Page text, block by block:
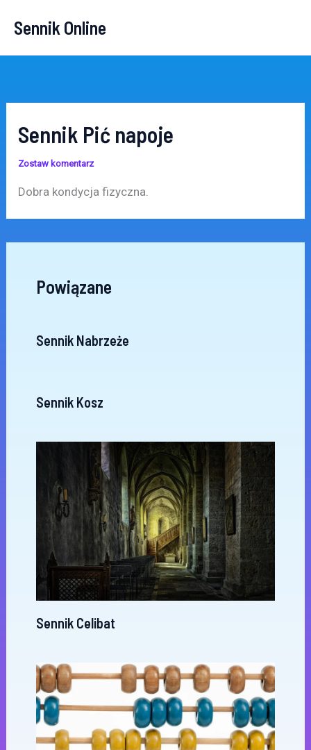
Sennik Online
Sennik Pić napoje
Zostaw komentarz
Dobra kondycja fizyczna.
Powiązane
Sennik Nabrzeże
Sennik Kosz
Sennik Celibat